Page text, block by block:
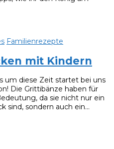
Familienrezepte
mit Kindern
um diese Zeit startet bei uns
Die Grittibänze haben für
da sie nicht nur ein
sind, sondern auch ein…